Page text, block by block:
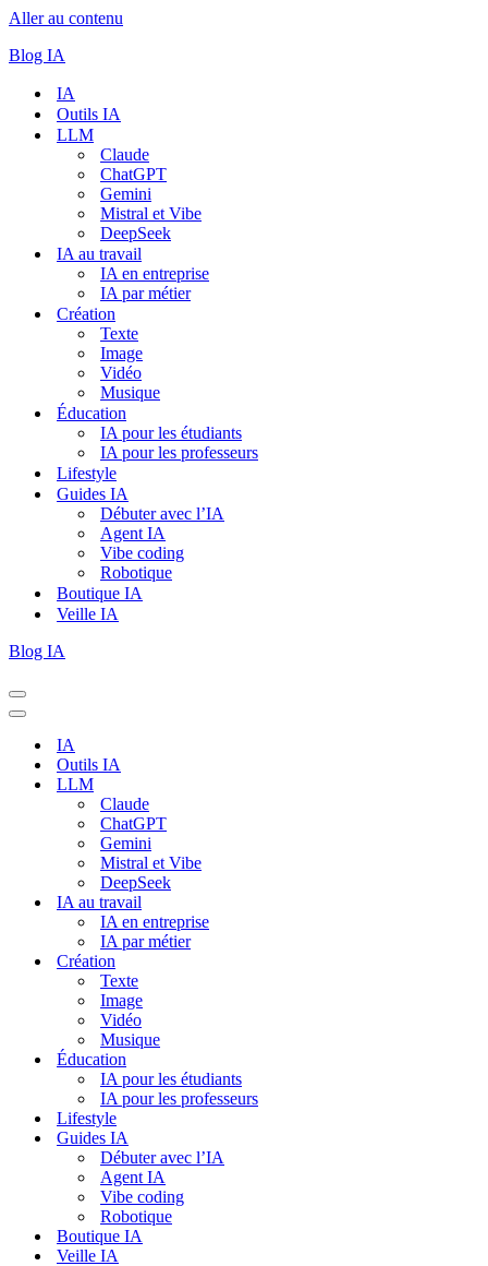
Aller au contenu
Blog IA
IA
Outils IA
LLM
Claude
ChatGPT
Gemini
Mistral et Vibe
DeepSeek
IA au travail
IA en entreprise
IA par métier
Création
Texte
Image
Vidéo
Musique
Éducation
IA pour les étudiants
IA pour les professeurs
Lifestyle
Guides IA
Débuter avec l’IA
Agent IA
Vibe coding
Robotique
Boutique IA
Veille IA
Blog IA
Menu
de
Menu
navigation
IA
Outils IA
LLM
Claude
ChatGPT
Gemini
Mistral et Vibe
DeepSeek
IA au travail
IA en entreprise
IA par métier
Création
Texte
Image
Vidéo
Musique
Éducation
IA pour les étudiants
IA pour les professeurs
Lifestyle
Guides IA
Débuter avec l’IA
Agent IA
Vibe coding
Robotique
Boutique IA
Veille IA